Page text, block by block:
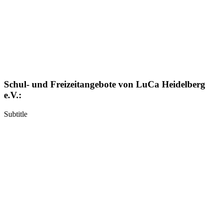
Schul- und Freizeitangebote von LuCa Heidelberg
e.V.:
Subtitle